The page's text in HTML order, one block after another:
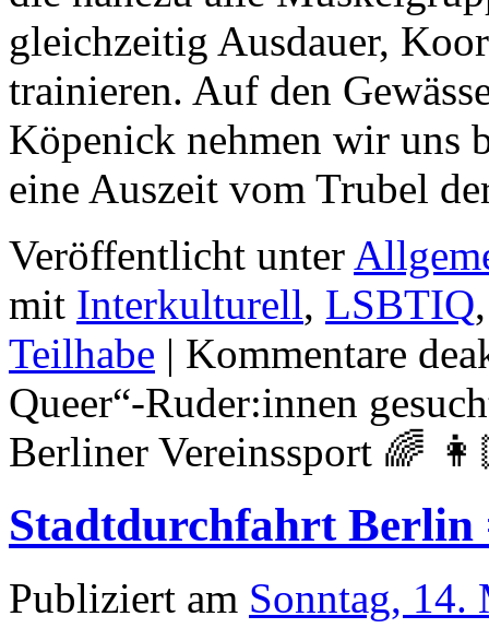
gleichzeitig Ausdauer,
trainieren. Auf den
Köpenick nehmen wir uns
eine Auszeit vom Trubel
Veröffentlicht unter
mit Interkulturell, LSBTIQ
Teilhabe | Kommentare
Queer“-Ruder:innen
Berliner Vereinssport 🌈
Stadtdurchfahrt Berlin
Publiziert am Sonntag, 14.